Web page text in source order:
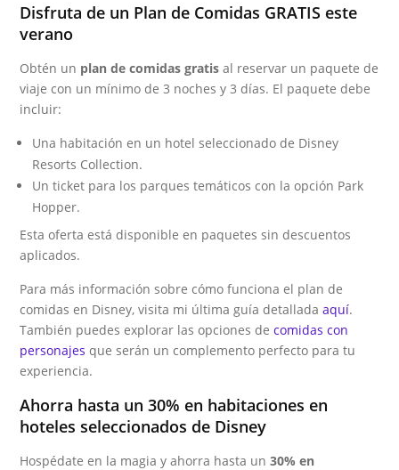
Disfruta de un Plan de Comidas GRATIS este
verano
Obtén un plan de comidas gratisal reservar un paquete de
viaje con un mínimo de 3 noches y 3 días. El paquete debe
incluir:
Una habitación en un hotel seleccionado de Disney
Resorts Collection.
Un ticket para los parques temáticos con la opción Park
Hopper.
Esta oferta está disponible en paquetes sin descuentos
aplicados.
Para más información sobre cómo funciona el plan de
comidas en Disney, visita mi última guía detalladaaquí.
También puedes explorar las opciones decomidas con
personajes que serán un complemento perfecto para tu
experiencia.
Ahorra hasta un 30% en habitaciones en
hoteles seleccionados de Disney
Hospédate en la magia y ahorra hasta un30% en